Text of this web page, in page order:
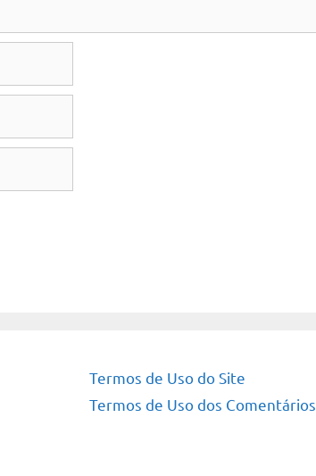
Termos de Uso do Site
Termos de Uso dos Comentários